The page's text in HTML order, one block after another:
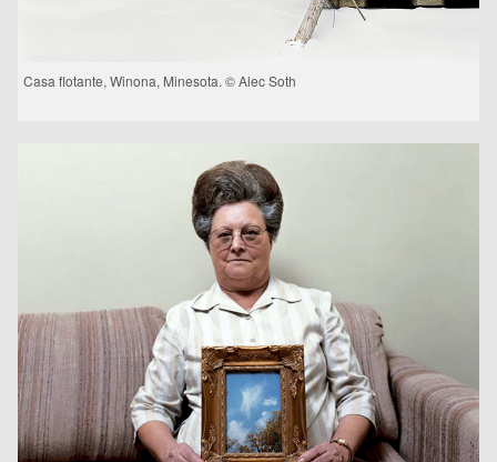
Casa flotante, Winona, Minesota. © Alec Soth